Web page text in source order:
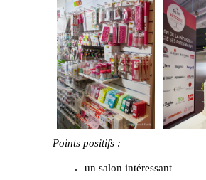
Points positifs :
un salon intéressant